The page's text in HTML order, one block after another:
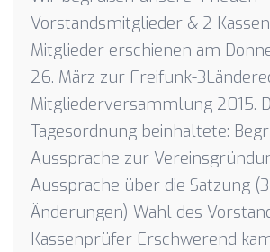
Vorstandsmitglieder & 2
Mitglieder erschienen am
26. März zur Freifunk-
Mitgliederversammlung 2015.
Tagesordnung beinhaltete:
Aussprache zur
Aussprache über die Satzung
Änderungen) Wahl des
Kassenprüfer Erschwerend